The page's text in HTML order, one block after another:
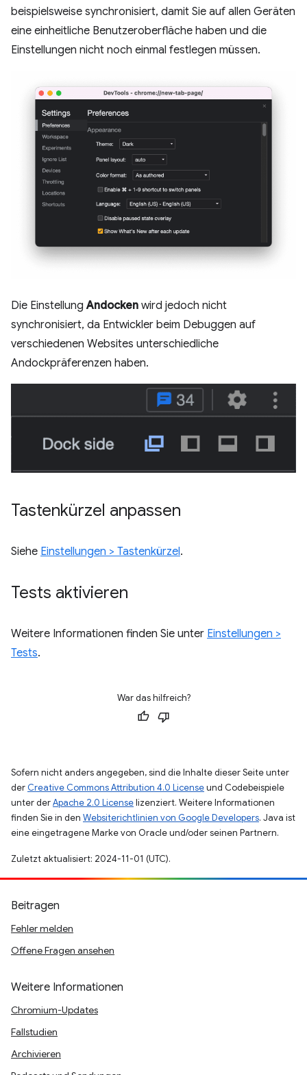
beispielsweise synchronisiert, damit Sie auf allen Geräten
eine einheitliche Benutzeroberfläche haben und die
Einstellungen nicht noch einmal festlegen müssen.
Die EinstellungAndocken wird jedoch nicht
synchronisiert, da Entwickler beim Debuggen auf
verschiedenen Websites unterschiedliche
Andockpräferenzen haben.
Tastenkürzel anpassen
Siehe Einstellungen > Tastenkürzel.
Tests aktivieren
Weitere Informationen finden Sie unter Einstellungen >
Tests.
War das hilfreich?
Sofern nicht anders angegeben, sind die Inhalte dieser Seite unter
der Creative Commons Attribution 4.0 Licenseund Codebeispiele
unter derApache 2.0 Licenselizenziert. Weitere Informationen
finden Sie in den Websiterichtlinien von Google Developers. Java ist
eine eingetragene Marke von Oracle und/oder seinen Partnern.
Zuletzt aktualisiert: 2024-11-01 (UTC).
Beitragen
Fehler melden
Offene Fragen ansehen
Weitere Informationen
Chromium-Updates
Fallstudien
Archivieren